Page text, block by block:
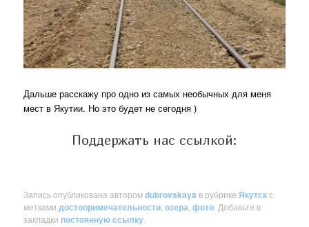
Дальше расскажу про одно из самых необычных для меня
мест в Якутии. Но это будет не сегодня )
Поддержать нас ссылкой:
Запись опубликована авторомdubrovskaya в рубрикеЯкутскс
метками достопримечательности ,озера ,фото . Добавьте в
закладки постоянную ссылку